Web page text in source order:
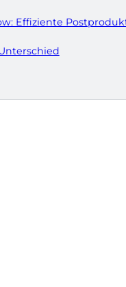
Effiziente